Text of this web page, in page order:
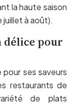
la haute saison
à août).
délice pour
ses saveurs
restaurants de
de plats